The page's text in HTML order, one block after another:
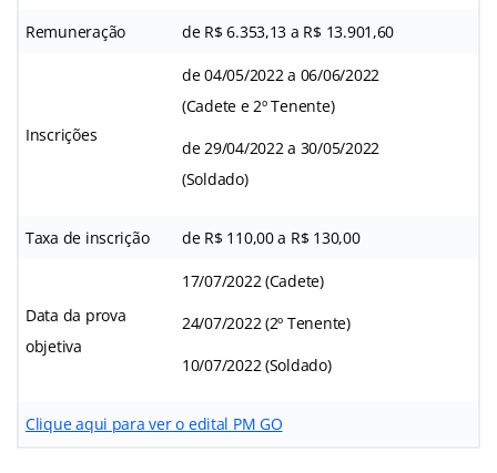
Remuneração de R$ 6.353,13 a R$ 13.901,60
Inscrições
de 04/05/2022 a 06/06/2022
(Cadete e 2º Tenente)
de 29/04/2022 a 30/05/2022
(Soldado)
Taxa de inscrição de R$ 110,00 a R$ 130,00
Data da prova
objetiva
17/07/2022 (Cadete)
24/07/2022 (2º Tenente)
10/07/2022 (Soldado)
Clique aqui para ver o edital PM GO